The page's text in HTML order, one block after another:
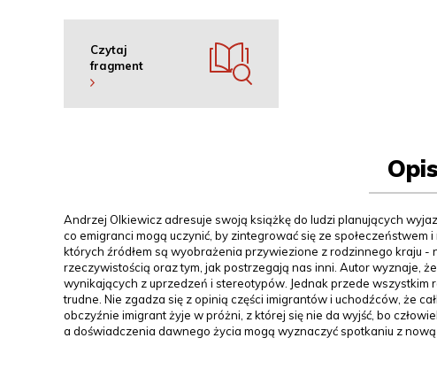
Czytaj
fragment
Opis
Andrzej Olkiewicz adresuje swoją książkę do ludzi planujących
co emigranci mogą uczynić, by zintegrować się ze
których źródłem są wyobrażenia przywiezione z rodzinnego kraju
rzeczywistością oraz tym, jak postrzegają nas inni. Autor wyznaje,
wynikających z uprzedzeń i stereotypów. Jednak przede wszystkim
trudne. Nie zgadza się z opinią części imigrantów i uchodźców, że
obczyźnie imigrant żyje w próżni, z której się nie da wyjść, bo
a doświadczenia dawnego życia mogą wyznaczyć spotkaniu z